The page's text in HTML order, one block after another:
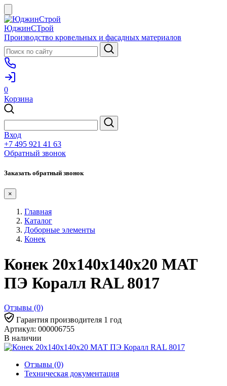
ЮджинСТрой
Производство кровельных и фасадных материалов
0
Корзина
Вход
+7 495 921 41 63
Обратный звонок
Заказать обратный звонок
×
Главная
Каталог
Доборные элементы
Конек
Конек 20х140х140х20 МАТ
ПЭ Коралл RAL 8017
Отзывы (0)
Гарантия производителя 1 год
Артикул: 000006755
В наличии
Отзывы (0)
Техническая документация